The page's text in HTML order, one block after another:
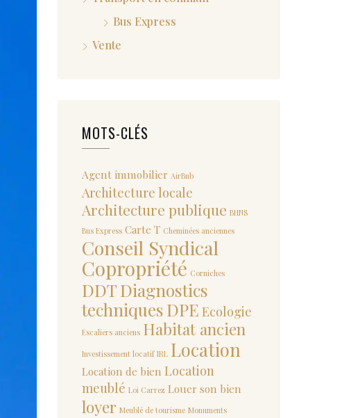
Bus Express
Vente
MOTS-CLÉS
Agent immobilier AirBnb
Architecture locale
Architecture publique BHNS
Bus Express Carte T Cheminées anciennes
Conseil Syndical
Copropriété Corniches
DDTDiagnostics
techniquesDPE Ecologie
Escaliers anciens Habitat ancien
Investissement locatif IRL Location
Location de bien Location
meublé Loi Carrez Louer son bien
loyer Meublé de tourisme Monuments